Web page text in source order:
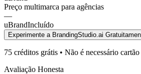
Preço multimarca para agências
—
uBrandIncluído
Experimente a BrandingStudio.ai
75 créditos grátis • Não é necessário
Avaliação Honesta